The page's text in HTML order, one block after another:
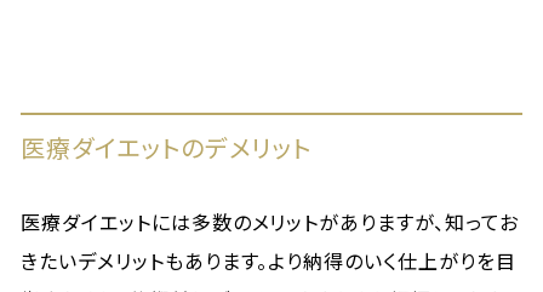
医療ダイエットのデメリット
医療ダイエットには多数のメリットがありますが、知ってお
きたいデメリットもあります。より納得のいく仕上がりを目